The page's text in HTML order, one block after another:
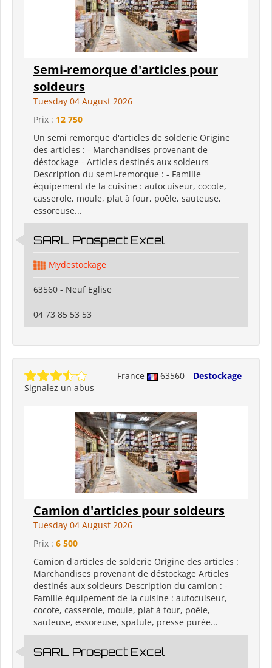
Semi-remorque d'articles pour
soldeurs
Tuesday 04 August 2026
Prix : 12 750
Un semi remorque d'articles de solderie Origine
des articles : - Marchandises provenant de
déstockage - Articles destinés aux soldeurs
Description du semi-remorque : - Famille
équipement de la cuisine : autocuiseur, cocote,
casserole, moule, plat à four, poêle, sauteuse,
essoreuse...
SARL Prospect Excel
Mydestockage
63560 - Neuf Eglise
04 73 85 53 53
France 63560
Destockage
Signalez un abus
Camion d'articles pour soldeurs
Tuesday 04 August 2026
Prix : 6 500
Camion d'articles de solderie Origine des articles :
Marchandises provenant de déstockage Articles
destinés aux soldeurs Description du camion : -
Famille équipement de la cuisine : autocuiseur,
cocote, casserole, moule, plat à four, poêle,
sauteuse, essoreuse, spatule, presse purée...
SARL Prospect Excel